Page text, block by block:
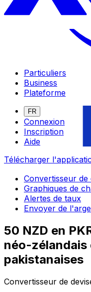
Particuliers
Business
Plateforme
FR
Connexion
Inscription
Aide
Télécharger
Convertisseur de
Graphiques de
Alertes de taux
Envoyer de
50 NZD en
néo-zélandais
pakistanaises
Convertisseur de